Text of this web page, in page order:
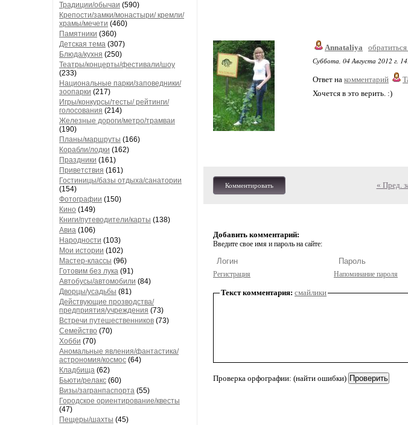
Традиции/обычаи (590)
Крепости/замки/монастыри/ кремли/
храмы/мечети (460)
Памятники (360)
Детская тема (307)
Блюда/кухня (250)
Театры/концерты/фестивали/шоу
(233)
Национальные парки/заповедники/
зоопарки (217)
Игры/конкурсы/тесты/ рейтинги/
голосования (214)
Железные дороги/метро/трамваи
(190)
Планы/маршруты (166)
Корабли/лодки (162)
Праздники (161)
Приветствия (161)
Гостиницы/базы отдыха/санатории
(154)
Фотографии (150)
Кино (149)
Книги/путеводители/карты (138)
Авиа (106)
Народности (103)
Мои истории (102)
Мастер-классы (96)
Готовим без лука (91)
Автобусы/автомобили (84)
Дворцы/усадьбы (81)
Действующие прозводства/
предприятия/учреждения (73)
Встречи путешественников (73)
Семейство (70)
Хобби (70)
Аномальные явления/фантастика/
астрономия/космос (64)
Кладбища (62)
Бьюти/релакс (60)
Визы/загранпаспорта (55)
Городское ориентирование/квесты
(47)
Пещеры/шахты (45)
Annataliya
Суббота, 04 Августа 2012 г.
Ответ на комментарий
Хочется в это верить. :)
Комментировать « Пред.
Добавить комментарий:
Введите свое имя и пароль на сайте:
Регистрация Напоминание пароля
Текст комментария: смайлики
Проверка орфографии: (найти ошибки)